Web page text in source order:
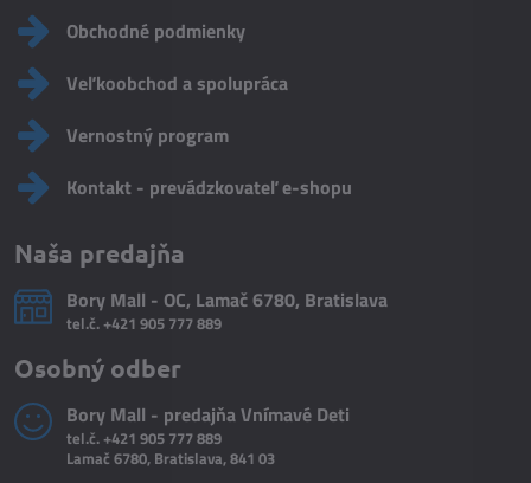
Obchodné podmienky
Veľkoobchod a spolupráca
Vernostný program
Kontakt - prevádzkovateľ e-shopu
Naša predajňa
Bory Mall - OC, Lamač 6780, Bratislava
tel.č.+421 905 777 889
Osobný odber
Bory Mall - predajňa Vnímavé Deti
tel.č.+421 905 777 889
Lamač 6780, Bratislava, 841 03